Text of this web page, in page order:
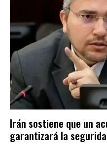
Irán sostiene que un
garantizará la